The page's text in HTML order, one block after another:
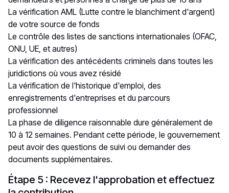
La vérification AML (Lutte contre le blanchiment d'argent)
de votre source de fonds
Le contrôle des listes de sanctions internationales (OFAC,
ONU, UE, et autres)
La vérification des antécédents criminels dans toutes les
juridictions où vous avez résidé
La vérification de l'historique d'emploi, des
enregistrements d'entreprises et du parcours
professionnel
La phase de diligence raisonnable dure généralement de
10 à 12 semaines. Pendant cette période, le gouvernement
peut avoir des questions de suivi ou demander des
documents supplémentaires.
Étape 5 : Recevez l'approbation et effectuez